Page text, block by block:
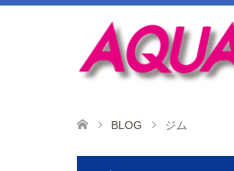
BLOG ジム